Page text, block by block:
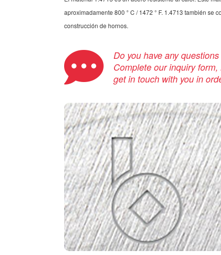
aproximadamente 800 ° C / 1472 ° F. 1.4713 también se
construcción de hornos.
Do you have any
Complete our inquiry
get in touch with you in